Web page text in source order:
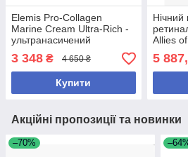
Elemis Pro-Collagen
Marine Cream Ultra-Rich -
ультранасичений
антивіковий крем для
сухої шкіри обличчя з
колагеном, 50 мл
3 348 ₴ 4 650 ₴
Купити
Нічний
Allies
&
Cream,
5
Акційні пропозиції та новинки
–70%